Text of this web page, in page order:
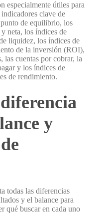
especialmente útiles para
clave de
de equilibrio, los
neta, los índices de
liquidez, los índices de
de la inversión (ROI),
las cuentas por cobrar, la
y los índices de
de rendimiento.
y
todas las diferencias
y el balance para
qué buscar en cada uno